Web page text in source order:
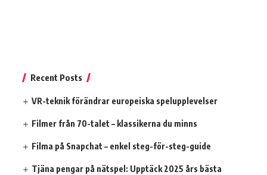
Recent Posts
VR-teknik förändrar europeiska spelupplevelser
Filmer från 70-talet – klassikerna du minns
Filma på Snapchat – enkel steg-för-steg-guide
Tjäna pengar på nätspel: Upptäck 2025 års bästa